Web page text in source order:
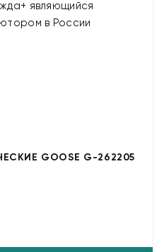
GOOSE G-262205